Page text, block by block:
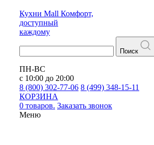
Кухни Mall Комфорт,
доступный
каждому
Поиск
ПН-ВС
с 10:00 до 20:00
8 (800) 302-77-06 8 (499) 348-15-11
КОРЗИНА
0 товаров. Заказать звонок
Меню